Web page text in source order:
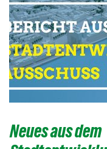
Neues aus dem